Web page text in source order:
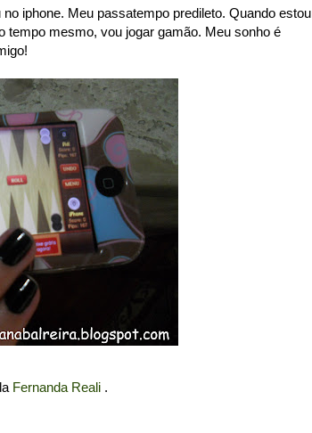
iphone. Meu passatempo predileto. Quando estou
mesmo, vou jogar gamão. Meu sonho é
Fernanda Reali .